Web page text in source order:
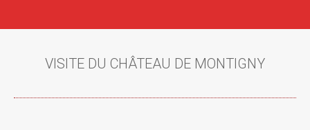
VISITE DU CHÂTEAU DE MONTIGNY